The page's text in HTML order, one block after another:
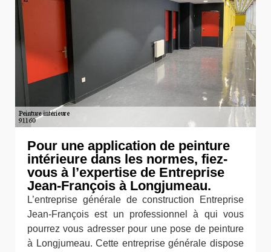
Pour une application de peinture
intérieure dans les normes, fiez-
vous à l’expertise de Entreprise
Jean-François à Longjumeau.
L’entreprise générale de construction Entreprise
Jean-François est un professionnel à qui vous
pourrez vous adresser pour une pose de peinture
à Longjumeau. Cette entreprise générale dispose